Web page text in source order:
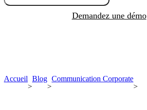
Demandez une démo
Accueil
>
Blog
>
Communication Corporate
>